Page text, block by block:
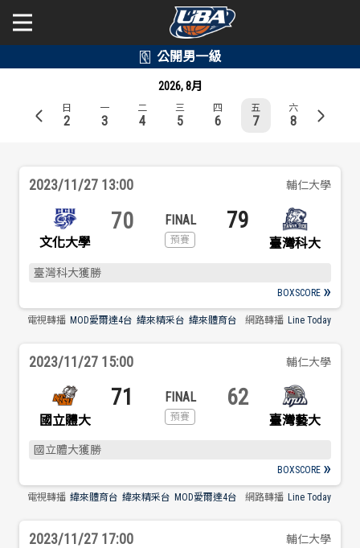
公開男一級
學年度
賽事資訊
球隊資訊
歷屆個人獎得主
學年度
賽事資訊
球隊資訊
歷屆個人獎得主
新聞
2026, 8月
日
2
一
3
二
4
三
5
四
6
五
7
六
8
2023/11/27 13:00 輔仁大學
文化大學
70 79
臺灣科大
臺灣科大獲勝
BOXSCORE
電視轉播 MOD愛爾達4台 緯來精采台 緯來體育台 網路轉播 Line Today
2023/11/27 15:00 輔仁大學
國立體大
71 62
臺灣藝大
國立體大獲勝
BOXSCORE
電視轉播 緯來體育台 緯來精采台 MOD愛爾達4台 網路轉播 Line Today
2023/11/27 17:00 輔仁大學